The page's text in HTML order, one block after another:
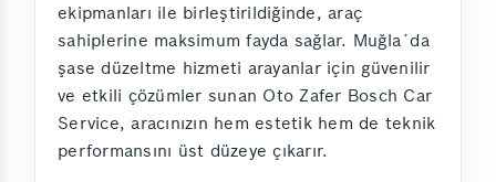
ekipmanları ile birleştirildiğinde, araç
sahiplerine maksimum fayda sağlar. Muğla´da
şase düzeltme hizmeti arayanlar için güvenilir
ve etkili çözümler sunan Oto Zafer Bosch Car
Service, aracınızın hem estetik hem de teknik
performansını üst düzeye çıkarır.